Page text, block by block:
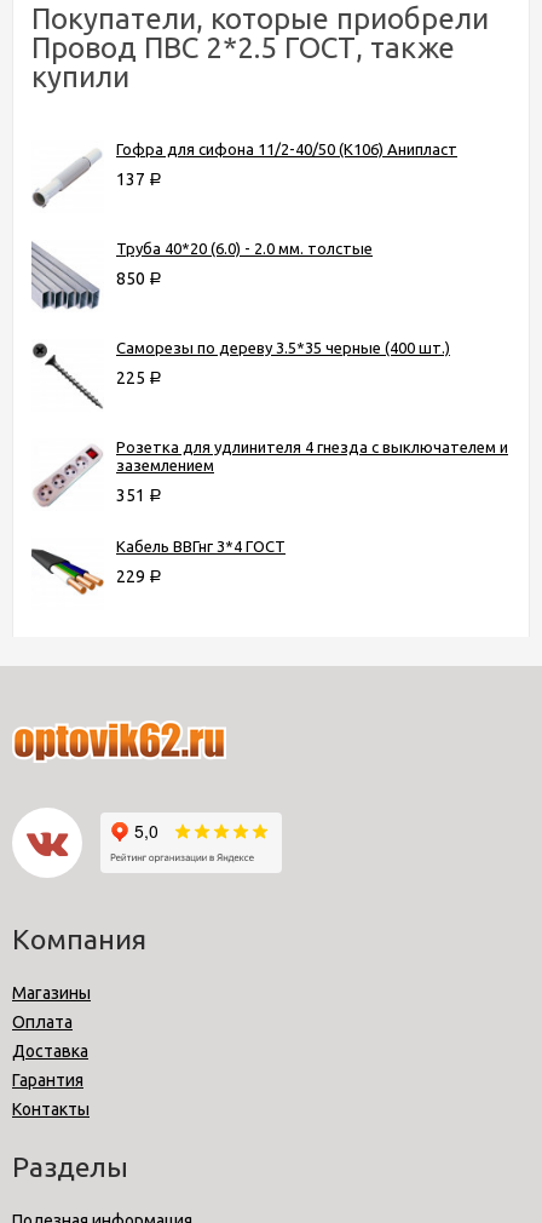
Покупатели, которые приобрели
Провод ПВС 2*2.5 ГОСТ, также
купили
Гофра для сифона 11/2-40/50 (K106) Анипласт
137 Р
Труба 40*20 (6.0) - 2.0 мм. толстые
850 Р
Саморезы по дереву 3.5*35 черные (400 шт.)
225 Р
Розетка для удлинителя 4 гнезда с выключателем и
заземлением
351 Р
Кабель ВВГнг 3*4 ГОСТ
229 Р
Компания
Магазины
Оплата
Доставка
Гарантия
Контакты
Разделы